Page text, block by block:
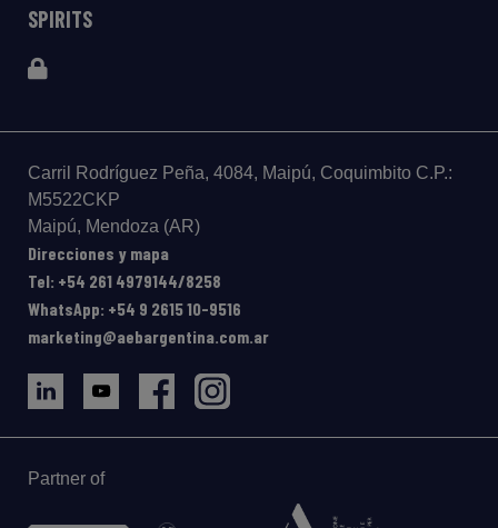
SPIRITS
Carril Rodríguez Peña, 4084, Maipú, Coquimbito C.P.:
M5522CKP
Maipú, Mendoza (AR)
Direcciones y mapa
Tel: +54 261 4979144/8258
WhatsApp: +54 9 2615 10-9516
marketing@aebargentina.com.ar
Partner of